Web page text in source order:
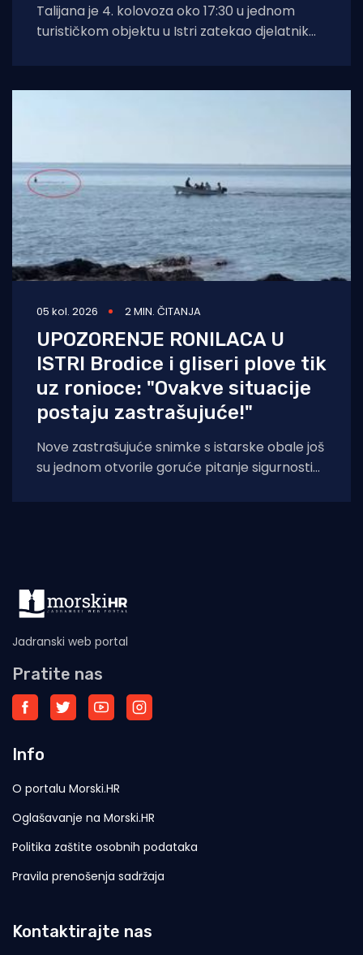
Talijana je 4. kolovoza oko 17:30 u jednom
turističkom objektu u Istri zatekao djelatnik
05 kol. 2026 2 MIN. ČITANJA
UPOZORENJE RONILACA U
ISTRI Brodice i gliseri plove tik
uz ronioce: "Ovakve situacije
postaju zastrašujuće!"
Nove zastrašujuće snimke s istarske obale još
su jednom otvorile goruće pitanje sigurnosti
Jadranski web portal
Pratite nas
Info
O portalu Morski.HR
Oglašavanje na Morski.HR
Politika zaštite osobnih podataka
Pravila prenošenja sadržaja
Kontaktirajte nas